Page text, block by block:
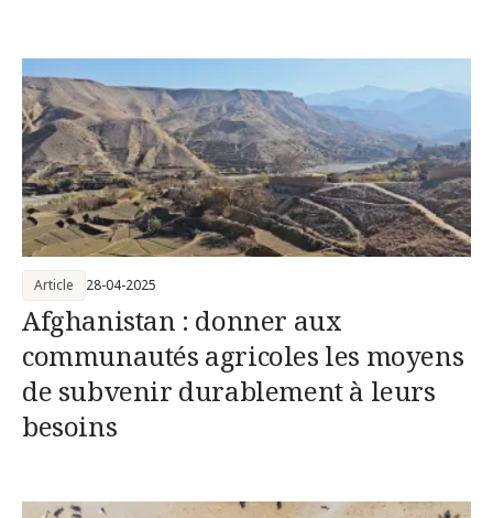
Afghanistan : donner aux
communautés agricoles les moyens
de subvenir durablement à leurs
besoins
Article 28-04-2025